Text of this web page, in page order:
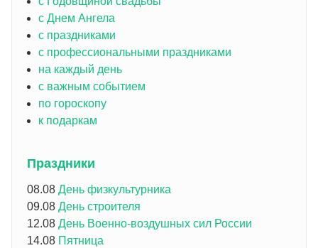
с Днем Ангела
с праздниками
с профессиональными праздниками
на каждый день
с важным событием
по гороскопу
к подаркам
Праздники
08.08 День физкультурника
09.08 День строителя
12.08 День Военно-воздушных сил России
14.08 Пятница